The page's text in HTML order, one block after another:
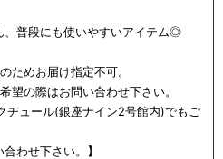
、普段にも使いやすいアイテム◎
ためお届け指定不可。
望の際はお問い合わせ下さい。
チュール(銀座ナイン2号館内)でもご
わせ下さい。】